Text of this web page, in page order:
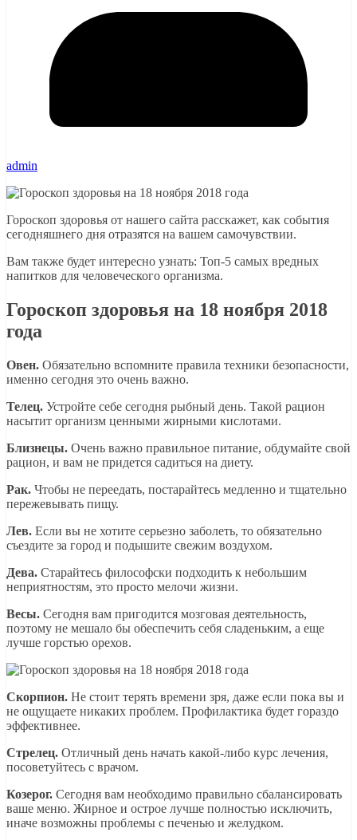
admin
Гороскоп здоровья от нашего сайта расскажет, как события
сегодняшнего дня отразятся на вашем самочувствии.
Вам также будет интересно узнать: Топ-5 самых вредных
напитков для человеческого организма.
Гороскоп здоровья на 18 ноября 2018
года
Овен. Обязательно вспомните правила техники безопасности,
именно сегодня это очень важно.
Телец. Устройте себе сегодня рыбный день. Такой рацион
насытит организм ценными жирными кислотами.
Близнецы. Очень важно правильное питание, обдумайте свой
рацион, и вам не придется садиться на диету.
Рак. Чтобы не переедать, постарайтесь медленно и тщательно
пережевывать пищу.
Лев. Если вы не хотите серьезно заболеть, то обязательно
съездите за город и подышите свежим воздухом.
Дева. Старайтесь философски подходить к небольшим
неприятностям, это просто мелочи жизни.
Весы. Сегодня вам пригодится мозговая деятельность,
поэтому не мешало бы обеспечить себя сладеньким, а еще
лучше горстью орехов.
Скорпион. Не стоит терять времени зря, даже если пока вы и
не ощущаете никаких проблем. Профилактика будет гораздо
эффективнее.
Стрелец. Отличный день начать какой-либо курс лечения,
посоветуйтесь с врачом.
Козерог. Сегодня вам необходимо правильно сбалансировать
ваше меню. Жирное и острое лучше полностью исключить,
иначе возможны проблемы с печенью и желудком.